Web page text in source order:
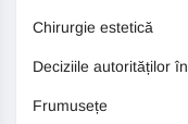
Chirurgie estetică
Deciziile autorităților
Frumusețe